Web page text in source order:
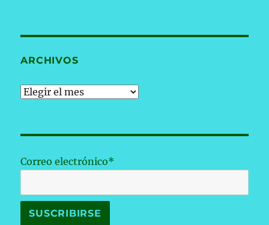
ARCHIVOS
Archivos
Correo electrónico*